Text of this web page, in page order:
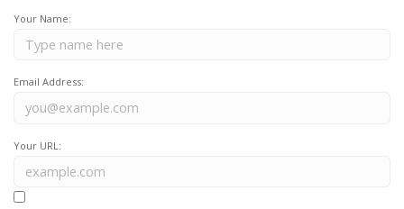
Your Name:
Email Address:
Your URL: